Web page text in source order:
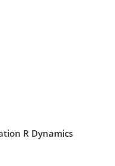
R Dynamics